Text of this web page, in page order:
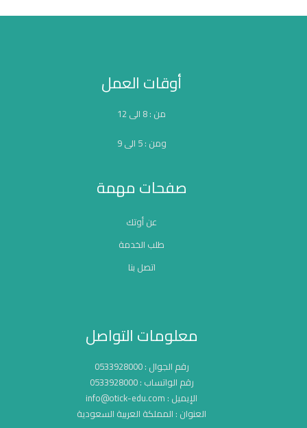
أوقات العمل
من : 8 الى 12
ومن : 5 الى 9
صفحات مهمة
عن أوتك
طلب الخدمة
اتصل بنا
معلومات التواصل
رقم الجوال : 0533928000
رقم الواتساب : 0533928000
الإيميل : info@otick-edu.com
العنوان : المملكة العربية السعودية